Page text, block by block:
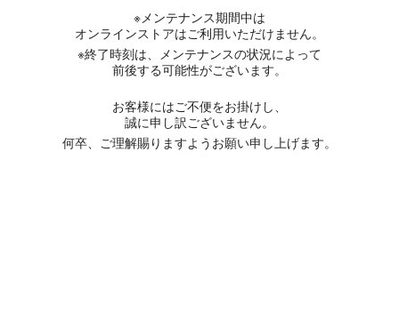
※メンテナンス期間中は
オンラインストアはご利用いただけません。
※終了時刻は、メンテナンスの状況によって
前後する可能性がございます。
お客様にはご不便をお掛けし、
誠に申し訳ございません。
何卒、ご理解賜りますようお願い申し上げます。